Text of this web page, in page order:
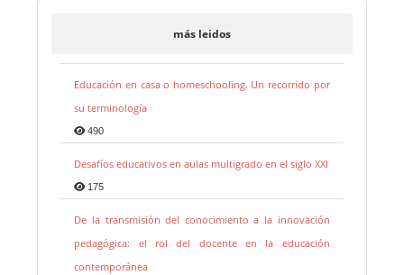
más leidos
Educación en casa o homeschooling. Un recorrido por
su terminología
490
Desafíos educativos en aulas multigrado en el siglo XXI
175
De la transmisión del conocimiento a la innovación
pedagógica: el rol del docente en la educación
contemporánea